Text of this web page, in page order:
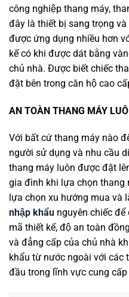
công nghiệp thang máy,
đây là thiết bị sang trọng
được ứng dụng nhiều hơn
kế có khi được dát bằng
chủ nhà. Được biết chiếc
đặt bên trong căn hộ cao
AN TOÀN THANG MÁY
Với bất cứ thang máy nào
người sử dụng và nhu cầu
thang máy luôn được đặt
gia đình khi lựa chọn thang
lựa chọn xu hướng mua và
nhập khẩu nguyên chiếc
mã thiết kế, độ an toàn
và đẳng cấp của chủ nhà
khẩu từ nước ngoài với các
đầu trong lĩnh vực cung